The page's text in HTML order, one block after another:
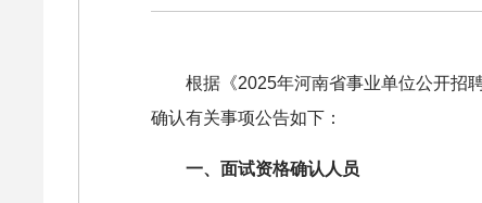
根据《2025年河南省事业单位公开招
确认有关事项公告如下：
一、面试资格确认人员